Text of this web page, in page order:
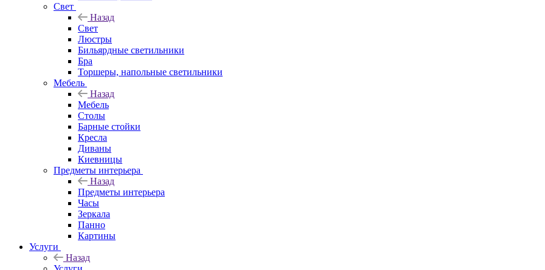
Свет
Назад
Свет
Люстры
Бильярдные светильники
Бра
Торшеры, напольные светильники
Мебель
Назад
Мебель
Столы
Барные стойки
Кресла
Диваны
Киевницы
Предметы интерьера
Назад
Предметы интерьера
Часы
Зеркала
Панно
Картины
Услуги
Назад